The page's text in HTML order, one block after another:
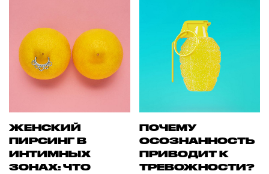
ЖЕНСКИЙ
ПИРСИНГ В
ИНТИМНЫХ
ЗОНАХ: ЧТО
ПОЧЕМУ
ОСОЗНАННОСТЬ
ПРИВОДИТ К
ТРЕВОЖНОСТИ?